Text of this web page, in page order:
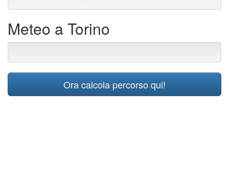
Meteo a Torino
Ora calcola percorso qui!